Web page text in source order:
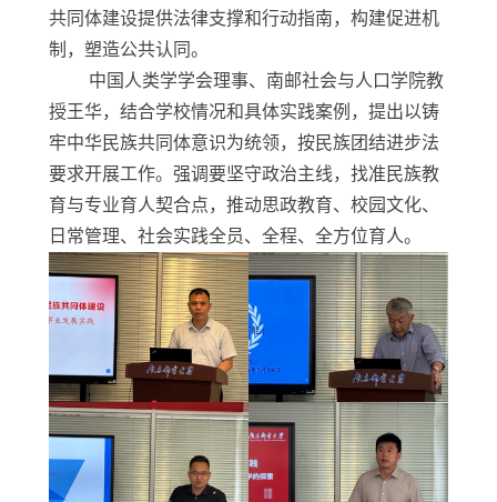
共同体建设提供法律支撑和行动指南，构建促进机
制，塑造公共认同。
中国人类学学会理事、南邮社会与人口学院教
授王华，结合学校情况和具体实践案例，提出以铸
牢中华民族共同体意识为统领，按民族团结进步法
要求开展工作。强调要坚守政治主线，找准民族教
育与专业育人契合点，推动思政教育、校园文化、
日常管理、社会实践全员、全程、全方位育人。